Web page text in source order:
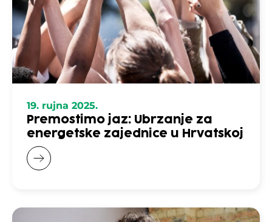
19. rujna 2025.
Premostimo jaz: Ubrzanje za
energetske zajednice u Hrvatskoj